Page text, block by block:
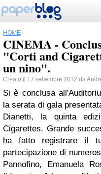
HOME
CINEMA -
"Corti and
un nino".
Creato il 17 settembre 2012 da
Si è conclusa
la serata di gala
Dianetti, la quinta
Cigarettes. Grande
ha fatto registrare il
partecipazione di
Pannofino, Emanuela